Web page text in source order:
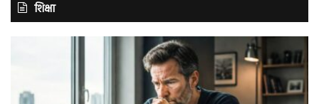
शिक्षा